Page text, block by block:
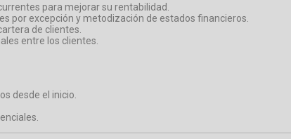
para mejorar su rentabilidad.
por excepción y metodización de estados financieros.
de clientes.
entre los clientes.
desde el inicio.